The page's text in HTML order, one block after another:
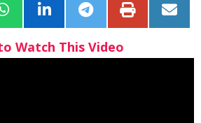
Watch This Video